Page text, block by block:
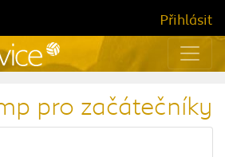
Přihlásit
pro začátečníky